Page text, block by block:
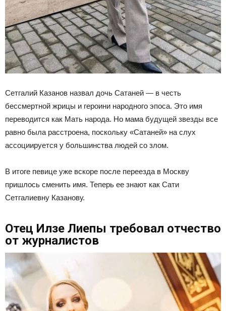
Сетгалий Казанов назвал дочь Сатаней — в честь
бессмертной жрицы и героини народного эпоса. Это имя
переводится как Мать народа. Но мама будущей звезды все
равно была расстроена, поскольку «Сатаней» на слух
ассоциируется у большинства людей со злом.
В итоге певице уже вскоре после переезда в Москву
пришлось сменить имя. Теперь ее знают как Сати
Сетгалиевну Казанову.
Отец Илзе Лиепы требовал отчество
от журналистов